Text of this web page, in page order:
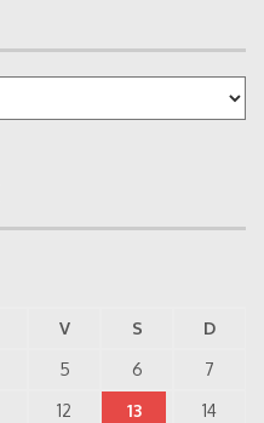
V S
D
5 6
7
12 13
14